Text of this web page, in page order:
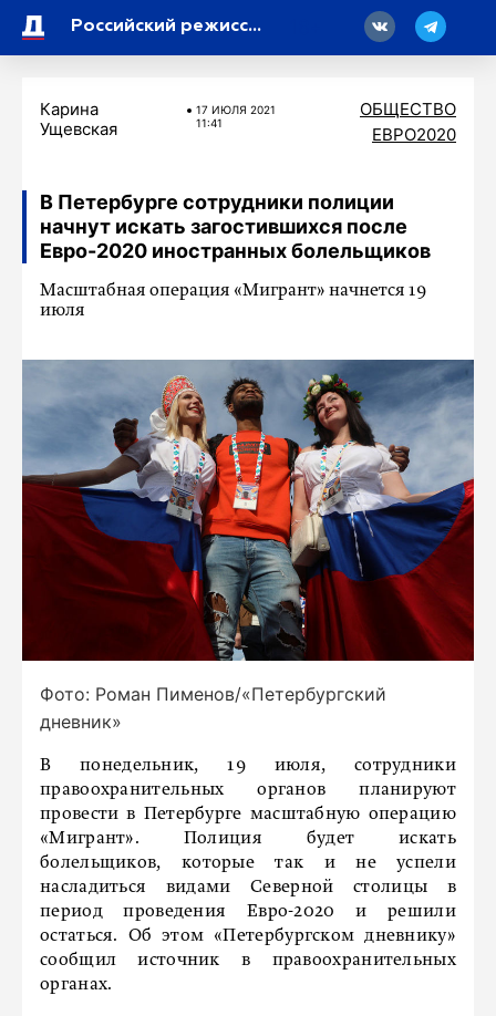
Российский режиссер Кирилл Соколов снимет фильм для Netflix
Карина
Ущевская
17 ИЮЛЯ 2021
11:41
ОБЩЕСТВО
ЕВРО2020
В Петербурге сотрудники полиции
начнут искать загостившихся после
Евро-2020 иностранных болельщиков
Масштабная операция «Мигрант» начнется 19
июля
Фото: Роман Пименов/«Петербургский
дневник»
В понедельник, 19 июля, сотрудники
правоохранительных органов планируют
провести в Петербурге масштабную операцию
«Мигрант». Полиция будет искать
болельщиков, которые так и не успели
насладиться видами Северной столицы в
период проведения Евро-2020 и решили
остаться. Об этом «Петербургском дневнику»
сообщил источник в правоохранительных
органах.